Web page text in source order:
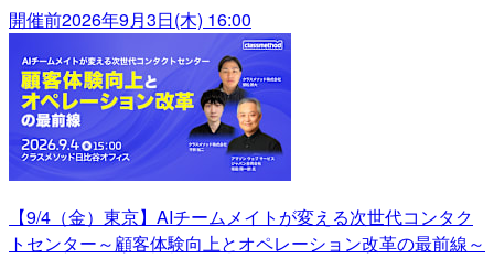
開催前2026年9月3日(木) 16:00
【9/4（金）東京】AIチームメイトが変える次世代コンタク
トセンター～顧客体験向上とオペレーション改革の最前線～